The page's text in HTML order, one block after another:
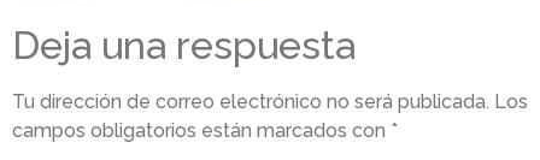
Deja una respuesta
Tu dirección de correo electrónico no será publicada. Los
campos obligatorios están marcados con *